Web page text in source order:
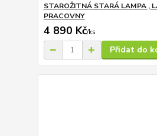
STAROŽITNÁ STARÁ LAMPA ,
PRACOVNY
4 890 Kč/ks
Přidat do